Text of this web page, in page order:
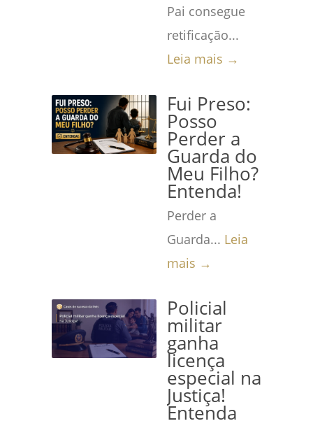
Pai consegue
retificação...
Leia mais →
Fui Preso:
Posso
Perder a
Guarda do
Meu Filho?
Entenda!
Perder a
Guarda... Leia
mais →
Policial
militar
ganha
licença
especial na
Justiça!
Entenda